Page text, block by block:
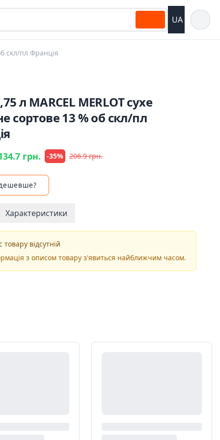
UA
скл/пл Франція
л MARCEL MERLOT сухе
сортове 13 % об скл/пл
грн. -35% 206.9 грн.
Характеристики
товару відсутній
з описом товару з'явиться найближчим часом.